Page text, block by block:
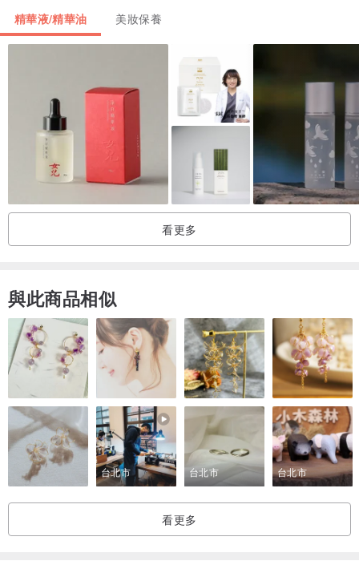
事的偽裝和謊言，「信任自己的直覺」助你開啓清晰的洞見，拓展個
人視野心
眉心輪花馥油就是調和你能量狀態的妙招，我們是以紫羅蘭、毋忘
我、荷花、泡桐花為主調，讓眉心輪平衡、提升、擴展、流動
同頻共振就是「同頻相吸」，當你頻率愈來愈高，萬事萬物為你而
來，眉心輪花馥油就是立即提升頻率的其一妙招
The seven chakras are the main energy centers of the body, when
all of chakras are open, energy can run through them freely, and
Each of the chakras are said to correlate with different abilities,
expressions and types of health
Third Eye Chakra
Located in the center of your head, parallel to the middle of your
eyebrows. It's believed to be linked to perception, awareness, and
spiritual communication, is our gut feeling, our inner teacher, and
our strong intuition. By awakening the third eye one will tap into
these powers as well as psychic abilities
This imbalance you may also feel stuck in the day-to-day. Without
精華液/精華油 美妝保養
看更多
與此商品相似
台北市 台北市 台北市
看更多